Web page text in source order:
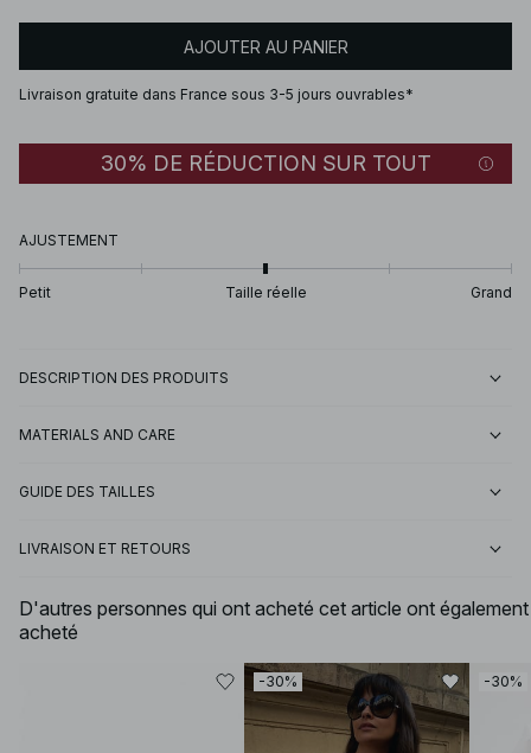
AJOUTER AU PANIER
Livraison gratuite dans France sous 3-5 jours ouvrables*
30% DE RÉDUCTION SUR TOUT
AJUSTEMENT
Petit Taille réelle Grand
DESCRIPTION DES PRODUITS
MATERIALS AND CARE
GUIDE DES TAILLES
LIVRAISON ET RETOURS
D'autres personnes qui ont acheté cet article ont également
acheté
-30% -30%